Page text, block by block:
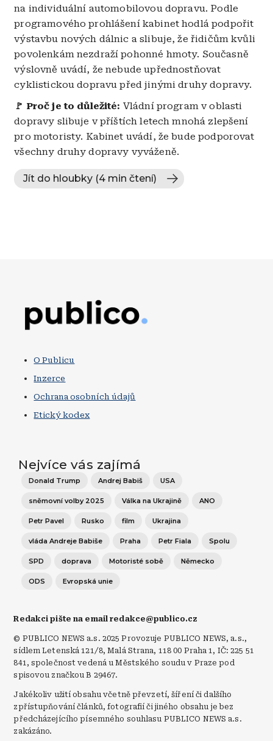
na individuální automobilovou dopravu. Podle
programového prohlášení kabinet hodlá podpořit
výstavbu nových dálnic a slibuje, že řidičům kvůli
povolenkám nezdraží pohonné hmoty. Současně
výslovně uvádí, že nebude upřednostňovat
cyklistickou dopravu před jinými druhy dopravy.
🚩 Proč je to důležité: Vládní program v oblasti
dopravy slibuje v příštích letech mnohá zlepšení
pro motoristy. Kabinet uvádí, že bude podporovat
všechny druhy dopravy vyváženě.
Jít do hloubky (4 min čtení)
O Publicu
Inzerce
Ochrana osobních údajů
Etický kodex
Nejvíce vás zajímá
Donald Trump Andrej Babiš USA
sněmovní volby 2025 Válka na Ukrajině ANO
Petr Pavel Rusko film Ukrajina
vláda Andreje Babiše Praha Petr Fiala Spolu
SPD doprava Motoristé sobě Německo
ODS Evropská unie
Redakci pište na email redakce@publico.cz
© PUBLICO NEWS a.s. 2025 Provozuje PUBLICO NEWS, a.s.,
sídlem Letenská 121/8, Malá Strana, 118 00 Praha 1, IČ: 225 51
841, společnost vedená u Městského soudu v Praze pod
spisovou značkou B 29467.
Jakékoliv užití obsahu včetně převzetí, šíření či dalšího
zpřístupňování článků, fotografií či jiného obsahu je bez
předcházejícího písemného souhlasu PUBLICO NEWS a.s.
zakázáno.